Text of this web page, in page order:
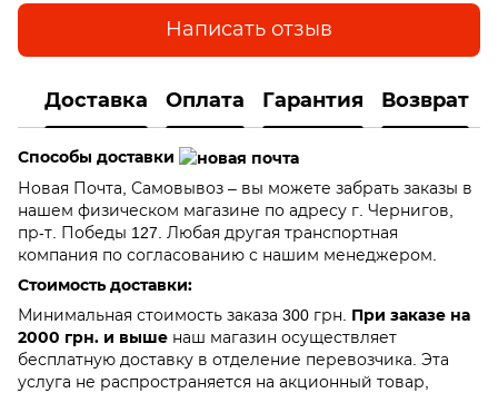
Написать отзыв
Доставка Оплата Гарантия Возврат
Способы доставки
Новая Почта, Самовывоз – вы можете забрать заказы в
нашем физическом магазине по адресу г. Чернигов,
пр-т. Победы 127. Любая другая транспортная
компания по согласованию с нашим менеджером.
Стоимость доставки:
Минимальная стоимость заказа 300 грн. При заказе на
2000 грн. и выше наш магазин осуществляет
бесплатную доставку в отделение перевозчика. Эта
услуга не распространяется на акционный товар,